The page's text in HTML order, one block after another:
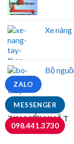
Xe
Bộ
TIN MỚI NHẤT
MESSENGER
ZALO
098.441.3730